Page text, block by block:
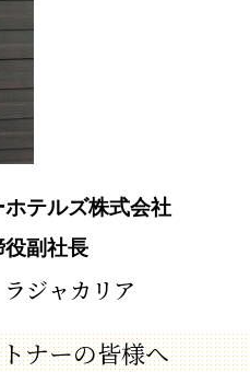
テルズ株式会社
副社長
ジャカリア
ナーの皆様へ